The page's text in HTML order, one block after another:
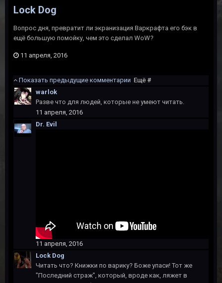
Lock Dog
Вопрос дня, превратит ли экранизация Варкрафта его бэк в
ещё большую помойку, чем это сделал WoW?
11 апреля, 2016
Показать предыдущие комментарии Ещё #
warlok
Разве что для людей, которые не умеют читать.
11 апреля, 2016
Dr. Evil
11 апреля, 2016
Lock Dog
Читать что? Книжки по варику? Боже упаси! Тот же
"Последний страж", который, вроде как, ляжет в